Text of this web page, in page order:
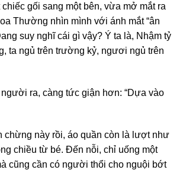
gối sang một bên, vừa mở mắt ra
Thường nhìn mình với ánh mắt “ân
suy nghĩ cái gì vậy? Ý ta là, Nhậm tỷ
ta ngủ trên trường kỷ, ngươi ngủ trên
ra, càng tức giận hơn: “Dựa vào
chừng này rồi, áo quần còn là lượt như
chiều từ bé. Đến nỗi, chỉ uống một
cũng cần có người thổi cho nguội bớt